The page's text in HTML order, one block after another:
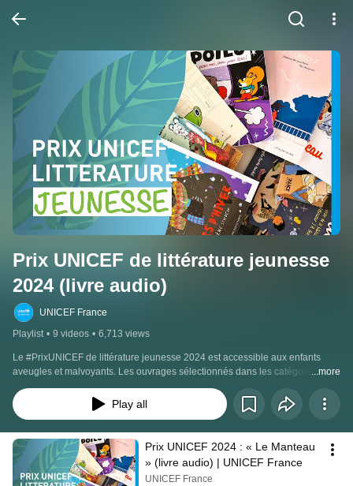
Prix UNICEF de littérature jeunesse
2024 (livre audio)
UNICEF France
Playlist • 9 videos • 6,713 views
Le #PrixUNICEF de littérature jeunesse 2024 est accessible aux enfants
aveugles et malvoyants. Les ouvrages sélectionnés dans les catégories 3-5
ans et 6-8 ans sont disponibles en #livreaudio, grâce à l’adaptation réalisée
par Dune Cherville, avec le soutien de la Fondation VISIO.
...more
Play all
Prix UNICEF 2024 : « Le Manteau
» (livre audio) | UNICEF France
UNICEF France